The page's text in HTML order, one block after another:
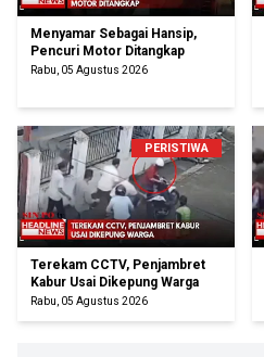
Menyamar Sebagai Hansip,
Pencuri Motor Ditangkap
Rabu, 05 Agustus 2026
PERISTIWA
Terekam CCTV, Penjambret
Kabur Usai Dikepung Warga
Rabu, 05 Agustus 2026